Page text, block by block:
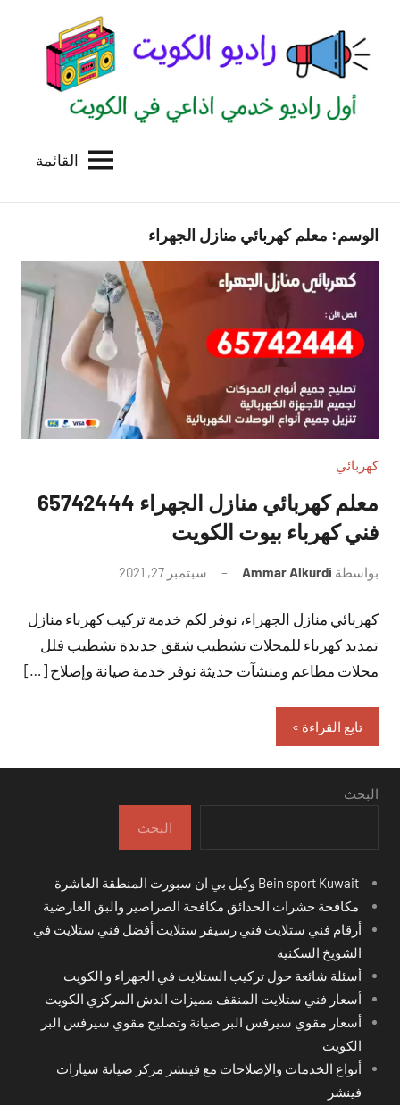
المحتوى
الكويت
للاعلانات
بالكويت
القائمة
الوسم: معلم كهربائي منازل الجهراء
كهربائي
معلم كهربائي منازل الجهراء 65742444
فني كهرباء بيوت الكويت
بواسطة Ammar Alkurdi سبتمبر 27, 2021
تعليقات
كهربائي منازل الجهراء، نوفر لكم خدمة تركيب كهرباء منازل
تمديد كهرباء للمحلات تشطيب شقق جديدة تشطيب فلل
محلات مطاعم ومنشآت حديثة نوفر خدمة صيانة وإصلاح […]
تابع القراءة
البحث
البحث
مكافحة حشرات الحدائق مكافحة الصراصير والبق العارضية
أرقام فني ستلايت فني رسيفر ستلايت أفضل فني ستلايت في
الشويخ السكنية
أسئلة شائعة حول تركيب الستلايت في الجهراء و الكويت
أسعار فني ستلايت المنقف مميزات الدش المركزي الكويت
أسعار مقوي سيرفس البر صيانة وتصليح مقوي سيرفس البر
الكويت
أنواع الخدمات والإصلاحات مع فينشر مركز صيانة سيارات
فينشر